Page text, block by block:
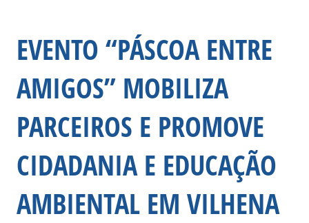
EVENTO “PÁSCOA ENTRE
AMIGOS” MOBILIZA
PARCEIROS E PROMOVE
CIDADANIA E EDUCAÇÃO
AMBIENTAL EM VILHENA